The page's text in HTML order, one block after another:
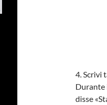
4. Scrivi
Durante
disse